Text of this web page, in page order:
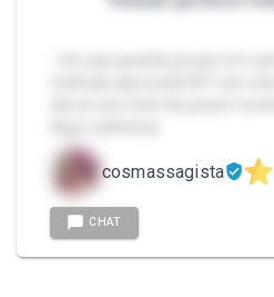
cosmassagista
CHAT